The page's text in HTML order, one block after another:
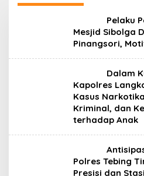
Pelaku
Mesjid Sibolga
Pinangsori,
Dalam
Kapolres
Kasus
Kriminal, dan
terhadap Anak
Polres Tebing
Presisi dan